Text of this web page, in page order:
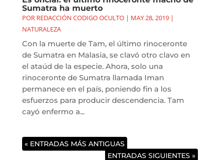
Sumatra ha muerto
POR REDACCIÓN CODIGO OCULTO| MAY 28, 2019|
NATURALEZA
Con la muerte de Tam, el último rinoceronte
de Sumatra en Malasia, se clavó otro clavo en
el ataúd de la especie. Ahora, solo una
rinoceronte de Sumatra llamada Iman
permanece en el país, poniendo fin a los
esfuerzos para producir descendencia. Tam
cayó enfermo a...
« ENTRADAS MÁS ANTIGUAS
ENTRADAS SIGUIENTES »